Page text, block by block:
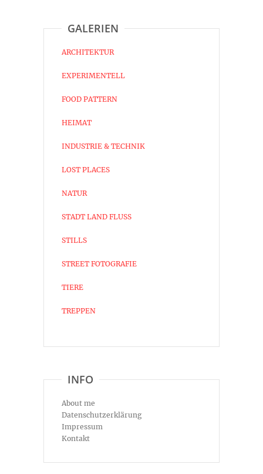
GALERIEN
ARCHITEKTUR
EXPERIMENTELL
FOOD PATTERN
HEIMAT
INDUSTRIE & TECHNIK
LOST PLACES
NATUR
STADT LAND FLUSS
STILLS
STREET FOTOGRAFIE
TIERE
TREPPEN
INFO
About me
Datenschutzerklärung
Impressum
Kontakt